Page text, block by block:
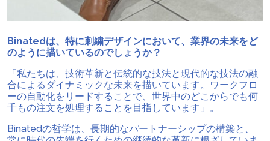
Binatedは、特に刺繍デザインにおいて、業界の未来をど
のように描いているのでしょうか？
「私たちは、技術革新と伝統的な技法と現代的な技法の融
合によるダイナミックな未来を描いています。ワークフロ
ーの自動化をリードすることで、世界中のどこからでも何
千もの注文を処理することを目指しています」。
Binatedの哲学は、長期的なパートナーシップの構築と、